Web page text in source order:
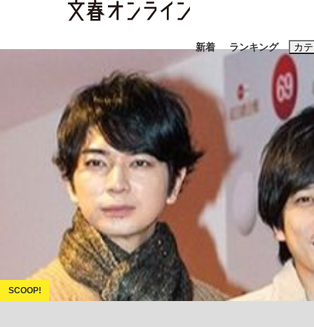
新着 ランキング カ
スクープ ニュー
「90%は失敗する。でも…」本田圭佑が初
終戦から81年
おすすめの
#藤田晋
#三
#玉木雄一郎